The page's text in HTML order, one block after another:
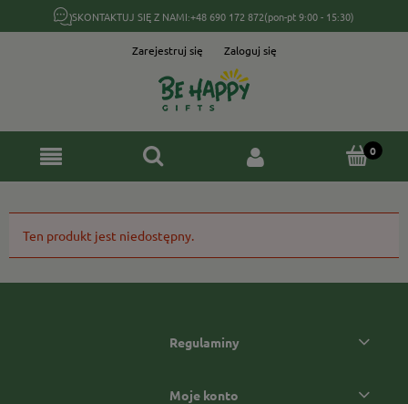
SKONTAKTUJ SIĘ Z NAMI:+48 690 172 872(pon-pt 9:00 - 15:30)
Zarejestruj się Zaloguj się
Ten produkt jest niedostępny.
Regulaminy
Moje konto